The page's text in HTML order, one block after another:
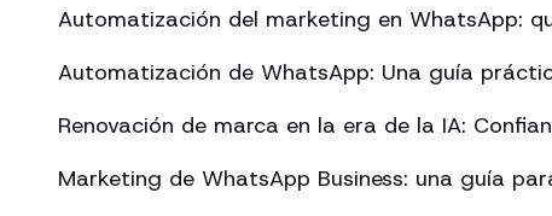
Automatización del marketing en WhatsApp:
Automatización de WhatsApp: Una guía
Renovación de marca en la era de la IA:
Marketing de WhatsApp Business: una guía